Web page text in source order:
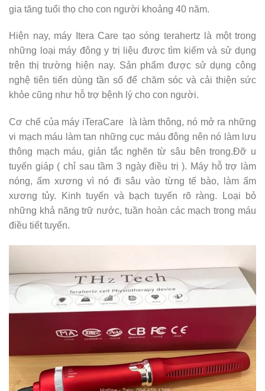
gia tăng tuổi thọ cho con người khoảng 40 năm.
Hiện nay, máy Itera Care tạo sóng terahertz là một trong
những loại máy đông y trị liệu được tìm kiếm và sử dụng
trên thị trường hiện nay. Sản phẩm được sử dụng công
nghệ tiên tiến dùng tần số để chăm sóc và cải thiện sức
khỏe cũng như hỗ trợ bệnh lý cho con người.
Cơ chế của máy iTeraCare là làm thông, nó mở ra những
vi mạch máu làm tan những cục máu đông nên nó làm lưu
thông mạch máu, giản tắc nghẽn từ sâu bên trong.Đỡ u
tuyến giáp ( chỉ sau tầm 3 ngày điều trị ). Máy hỗ trợ làm
nóng, ấm xương vì nó đi sâu vào từng tế bào, làm ấm
xương tủy. Kinh tuyến và bạch tuyến rõ ràng. Loại bỏ
những khả năng trữ nước, tuần hoàn các mạch trong máu
điều tiết tuyến.